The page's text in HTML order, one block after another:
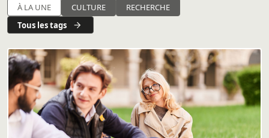
À LA UNE CULTURE
RECHERCHE
Tous les tags